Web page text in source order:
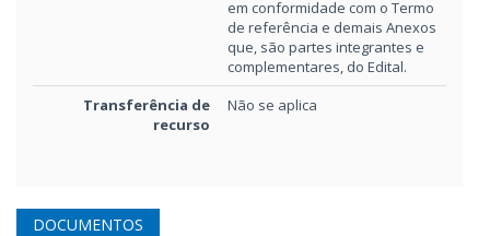
em conformidade com o Termo
de referência e demais Anexos
que, são partes integrantes e
complementares, do Edital.
Transferência de
recurso
Não se aplica
DOCUMENTOS